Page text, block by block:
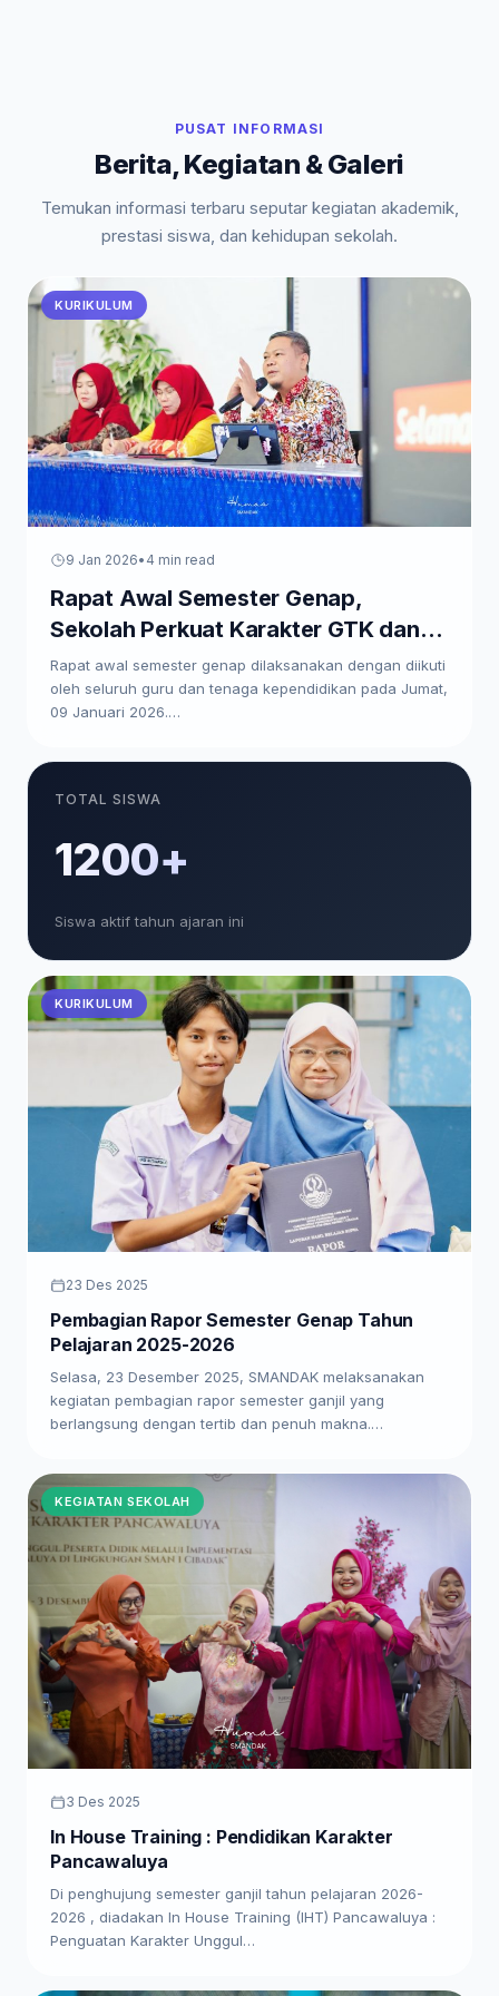
PUSAT INFORMASI
Berita, Kegiatan & Galeri
Temukan informasi terbaru seputar kegiatan akademik,
prestasi siswa, dan kehidupan sekolah.
KURIKULUM
9 Jan 2026• 4 min read
Rapat Awal Semester Genap,
Sekolah Perkuat Karakter GTK dan
Paparkan Program Kerja
Rapat awal semester genap dilaksanakan dengan diikuti
oleh seluruh guru dan tenaga kependidikan pada Jumat,
09 Januari 2026.…
TOTAL SISWA
1200+
Siswa aktif tahun ajaran ini
KURIKULUM
23 Des 2025
Pembagian Rapor Semester Genap Tahun
Pelajaran 2025-2026
Selasa, 23 Desember 2025, SMANDAK melaksanakan
kegiatan pembagian rapor semester ganjil yang
berlangsung dengan tertib dan penuh makna.…
KEGIATAN SEKOLAH
3 Des 2025
In House Training : Pendidikan Karakter
Pancawaluya
Di penghujung semester ganjil tahun pelajaran 2026-
2026 , diadakan In House Training (IHT) Pancawaluya :
Penguatan Karakter Unggul…